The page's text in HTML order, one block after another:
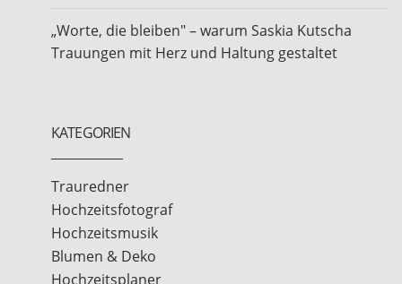
„Worte, die bleiben" – warum Saskia Kutscha
Trauungen mit Herz und Haltung gestaltet
KATEGORIEN
Trauredner
Hochzeitsfotograf
Hochzeitsmusik
Blumen & Deko
Hochzeitsplaner